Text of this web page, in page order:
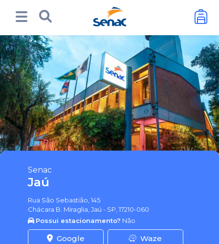
Senac
Jaú
Rua São Sebastião, 145
Chácara B. Miraglia, Jaú - SP, 17210-060
Possui estacionamento? Não
Google
Waze